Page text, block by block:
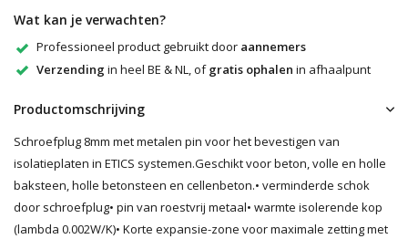
Wat kan je verwachten?
Professioneel product gebruikt door aannemers
Verzending in heel BE & NL, ofgratis ophalen in afhaalpunt
Productomschrijving
Schroefplug 8mm met metalen pin voor het bevestigen van
isolatieplaten in ETICS systemen.Geschikt voor beton, volle en holle
baksteen, holle betonsteen en cellenbeton.• verminderde schok
door schroefplug• pin van roestvrij metaal• warmte isolerende kop
(lambda 0.002W/K)• Korte expansie-zone voor maximale zetting met